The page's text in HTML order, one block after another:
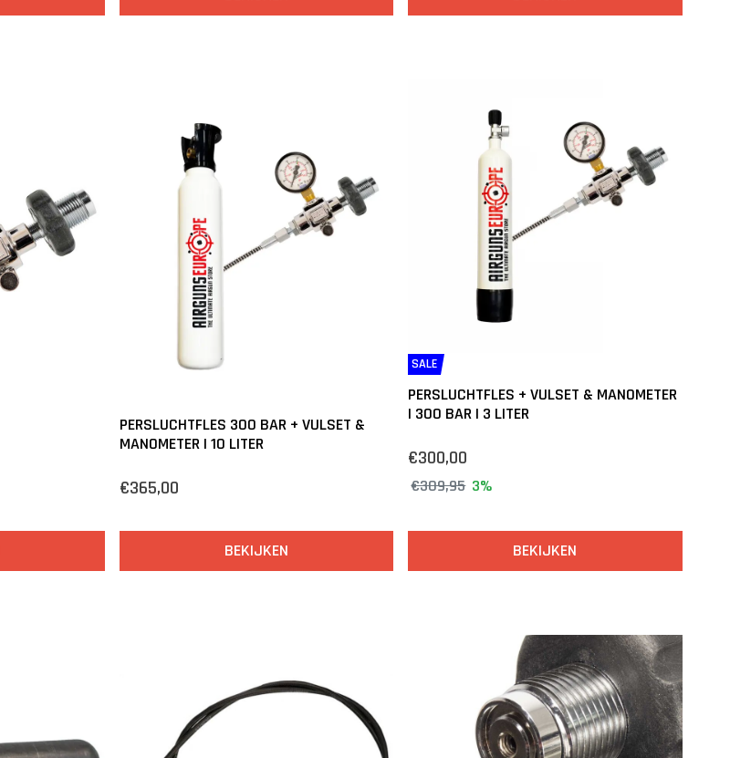
PERSLUCHTFLES 300 BAR + VULSET &
MANOMETER | 10 LITER
€365,00
BEKIJKEN
SALE
PERSLUCHTFLES + VULSET & MANOMETER
| 300 BAR | 3 LITER
€300,00
€309,95 3%
BEKIJKEN